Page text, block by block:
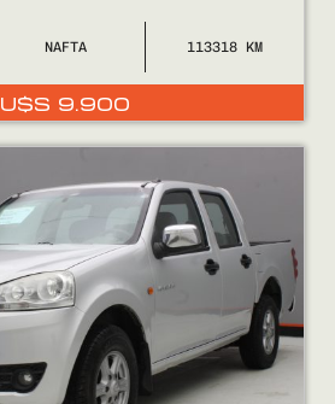
NAFTA 113318
U$S 9.900